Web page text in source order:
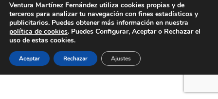
Ventura Martínez Fernández utiliza cookies propias y de
terceros para analizar tu navegación con fines estadísticos y
publicitarios. Puedes obtener más información en nuestra
política de cookies. Puedes Configurar, Aceptar o Rechazar el
uso de estas cookies.
Aceptar Rechazar Ajustes